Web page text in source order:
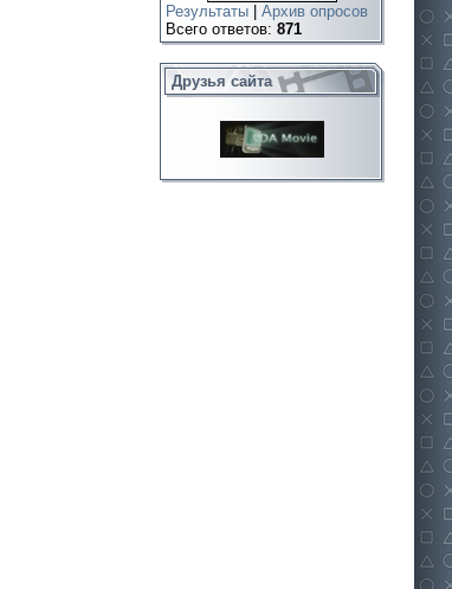
Результаты
Архив опросов
Всего ответов: 871
Друзья сайта